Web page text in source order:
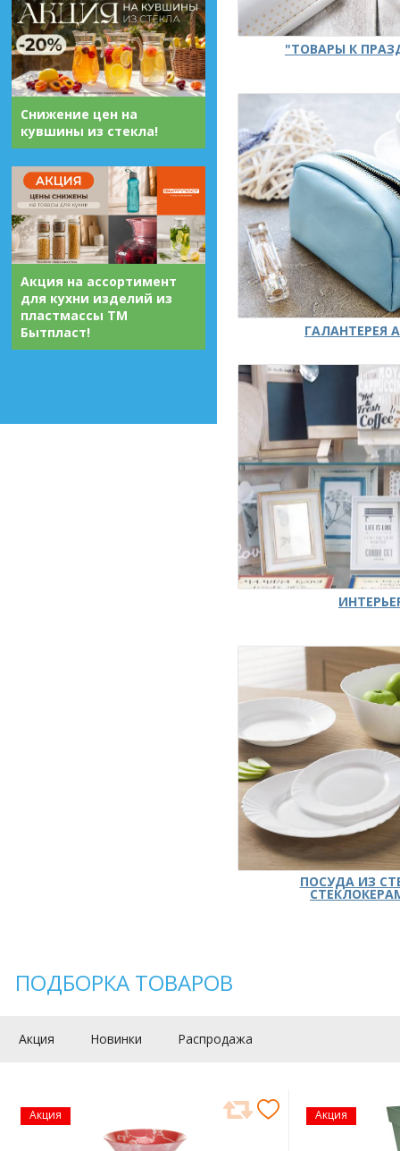
Снижение цен на
кувшины из стекла!
Акция на ассортимент
для кухни изделий из
пластмассы ТМ
Бытпласт!
"ТОВАРЫ К
ГАЛАНТЕРЕЯ
ПОСУДА ИЗ
ПОДБОРКА ТОВАРОВ
Акция Новинки Распродажа
Акция Акция